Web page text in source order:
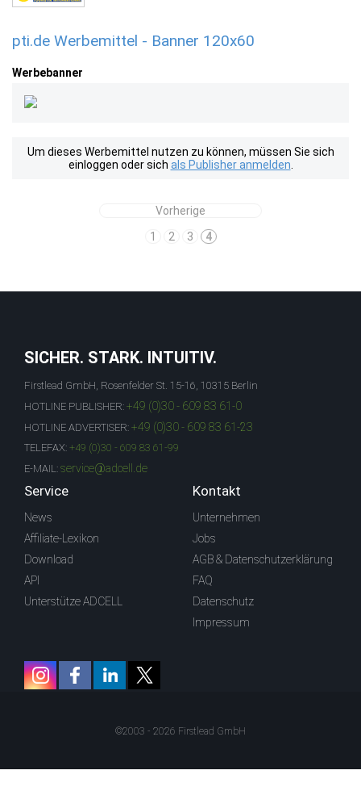
pti.de Werbemittel - Banner 120x60
Werbebanner
Um dieses Werbemittel nutzen zu können, müssen Sie sich
einloggen oder sich als Publisher anmelden
Vorherige
1
2 3 4
SICHER. STARK. INTUITIV.
Firstlead GmbH, Rosenfelder St. 15-16, 10315 Berlin
HOTLINE PUBLISHER: +49 (0)30 - 609 83 61-0
HOTLINE ADVERTISER: +49 (0)30 - 609 83 61-23
TELEFAX: +49 (0)30 - 609 83 61-99
E-MAIL: service@adcell.de
Service
News
Affiliate-Lexikon
Download
API
Unterstütze ADCELL
Kontakt
Unternehmen
Jobs
AGB & Datenschutzerklärung
FAQ
Datenschutz
Impressum
©2003 - 2026 Firstlead GmbH